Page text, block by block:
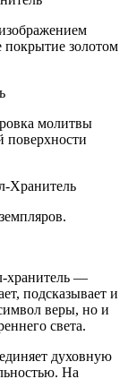
покрытие золотом
молитвы
поверхности
хранитель —
подсказывает и
веры, но и
света.
духовную
На